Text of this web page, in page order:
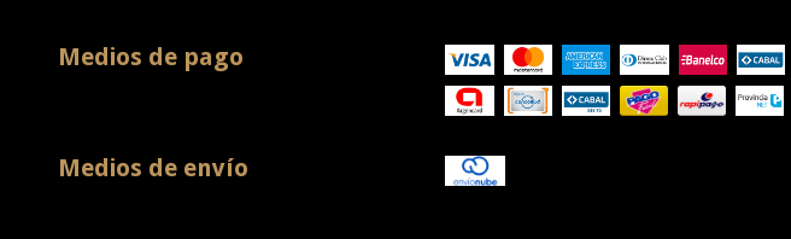
Medios de pago
Medios de envío